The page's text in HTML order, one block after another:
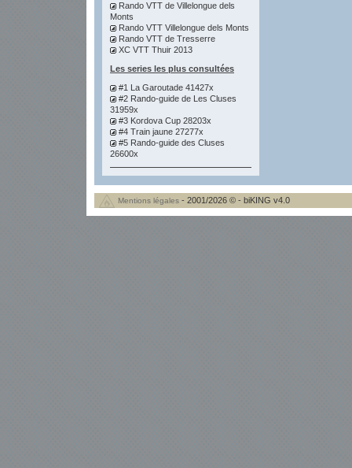
Rando VTT de Villelongue dels
Monts
Rando VTT Villelongue dels Monts
Rando VTT de Tresserre
XC VTT Thuir 2013
Les series les plus consultées
#1 La Garoutade 41427x
#2 Rando-guide de Les Cluses
31959x
#3 Kordova Cup 28203x
#4 Train jaune 27277x
#5 Rando-guide des Cluses
26600x
Mentions légales - 2001/2026 © - biKING v4.0